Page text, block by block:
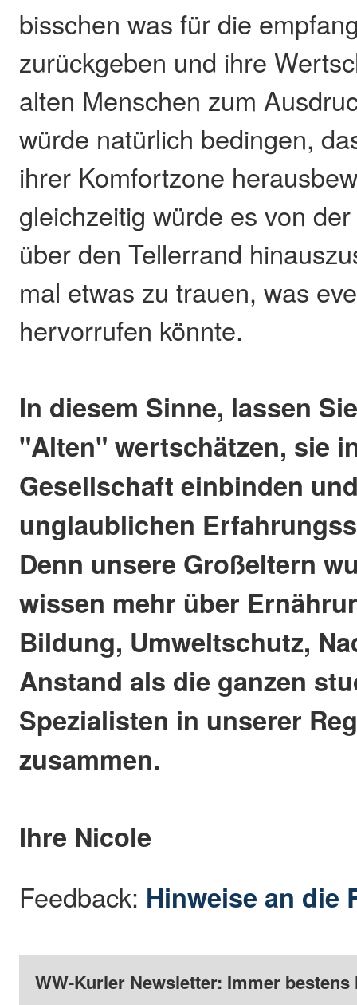
bisschen was für die
zurückgeben und ihre
alten Menschen zum
würde natürlich bedingen,
ihrer Komfortzone
gleichzeitig würde es von
über den Tellerrand
mal etwas zu trauen, was
hervorrufen könnte.
In diesem Sinne, lassen
"Alten" wertschätzen, sie
Gesellschaft einbinden
unglaublichen
Denn unsere Großeltern
wissen mehr über
Bildung, Umweltschutz,
Anstand als die ganzen
Spezialisten in unserer
zusammen.
Ihre Nicole
Feedback: Hinweise an die
WW-Kurier Newsletter: Immer